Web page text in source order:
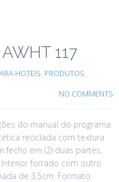
117
HOTEIS, PRODUTOS
NO COMMENTS
do manual do programa
reciclada com textura
fecho em (2) duas partes,
forrado com outro
de 3,5cm. Formato